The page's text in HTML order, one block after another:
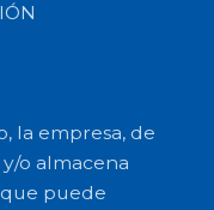
la empresa, de
o almacena
puede